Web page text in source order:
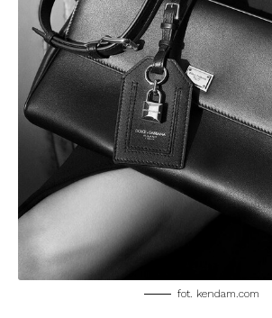
fot. kendam.com